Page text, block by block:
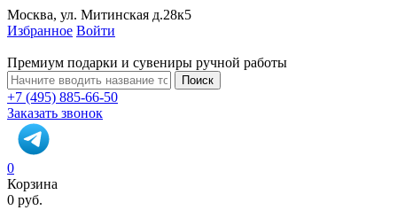
Москва, ул. Митинская д.28к5
Избранное Войти
Премиум подарки и сувениры ручной работы
Поиск
+7 (495) 885-66-50
Заказать звонок
0
Корзина
0 руб.